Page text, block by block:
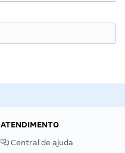
ATENDIMENTO
Central de ajuda